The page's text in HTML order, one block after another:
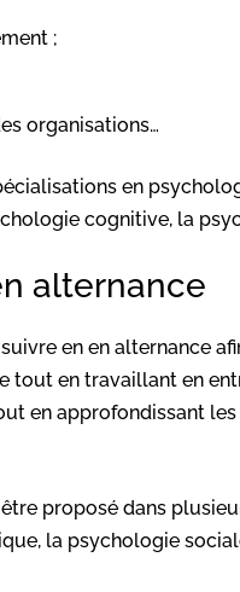
;
organisations…
en
cognitive, la
alternance
en en alternance
tout en travaillant en
en approfondissant
proposé dans
la psychologie